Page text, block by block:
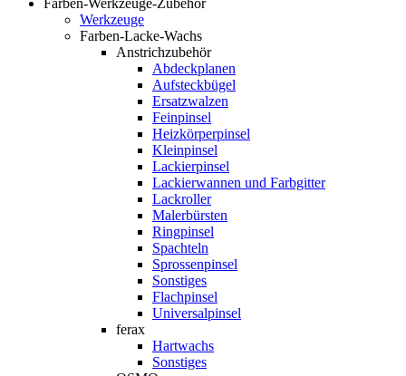
Werkzeuge
Farben-Lacke-Wachs
Anstrichzubehör
Abdeckplanen
Aufsteckbügel
Ersatzwalzen
Feinpinsel
Heizkörperpinsel
Kleinpinsel
Lackierpinsel
Lackierwannen und Farbgitter
Lackroller
Malerbürsten
Ringpinsel
Spachteln
Sprossenpinsel
Sonstiges
Flachpinsel
Universalpinsel
ferax
Hartwachs
Sonstiges